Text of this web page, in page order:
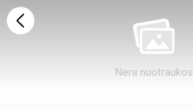
Nėra nuotraukos